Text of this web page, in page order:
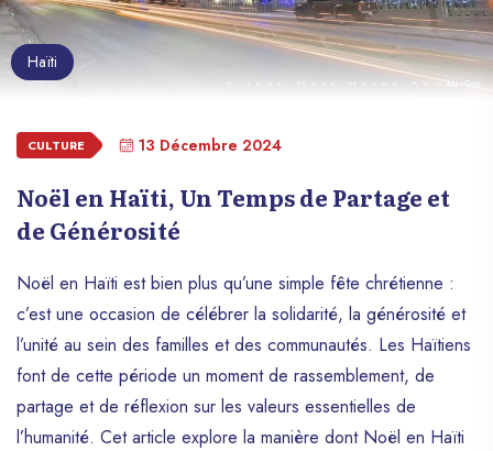
Haïti
CULTURE 13 Décembre 2024
Noël en Haïti, Un Temps de Partage et
de Générosité
Noël en Haïti est bien plus qu’une simple fête chrétienne :
c’est une occasion de célébrer la solidarité, la générosité et
l’unité au sein des familles et des communautés. Les Haïtiens
font de cette période un moment de rassemblement, de
partage et de réflexion sur les valeurs essentielles de
l’humanité. Cet article explore la manière dont Noël en Haïti